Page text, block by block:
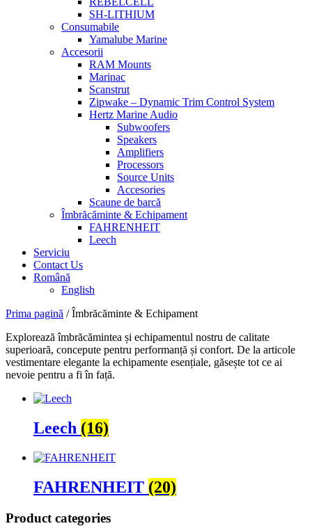
SH-LITHIUM
Consumabile
Yamalube Marine
Accesorii
RAM Mounts
Marinac
Scanstrut
Zipwake – Dynamic Trim Control System
Hertz Marine Audio
Subwoofers
Speakers
Amplifiers
Processors
Source Units
Accesories
Scaune de barcă
Îmbrăcăminte & Echipament
FAHRENHEIT
Leech
Serviciu
Contact Us
Română
English
Prima pagină / Îmbrăcăminte & Echipament
Explorează îmbrăcămintea și echipamentul nostru de calitate
superioară, concepute pentru performanță și confort. De la articole
vestimentare elegante la echipamente esențiale, găsește tot ce ai
nevoie pentru a fi în față.
Leech (16)
FAHRENHEIT (20)
Product categories